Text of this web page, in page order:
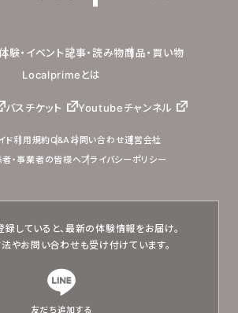
験・イベント記事・読み物商品・買い物
Localprimeとは
バスチケット Youtubeチャンネル
ド利用規約Q&A お問い合わせ運営会社
・事業者の皆様へプライバシーポリシー
していると、最新の体験情報をお届け。
やお問い合わせも受け付けています。
友だち追加する